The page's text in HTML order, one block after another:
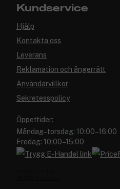
Kundservice
Hjälp
Kontakta oss
Leverans
Reklamation och ångerrätt
Användarvillkor
Sekretesspolicy
Öppettider:
Måndag–torsdag: 10:00–16:00
Fredag: 10:00–15:00